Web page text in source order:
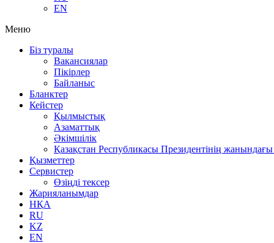
EN
Меню
Біз туралы
Вакансиялар
Пікірлер
Байланыс
Бланктер
Кейстер
Қылмыстық
Азаматтық
Әкімшілік
Қазақстан Республикасы Президентінің
Қызметтер
Сервистер
Өзіңді тексер
Жарияланымдар
НҚА
RU
KZ
EN